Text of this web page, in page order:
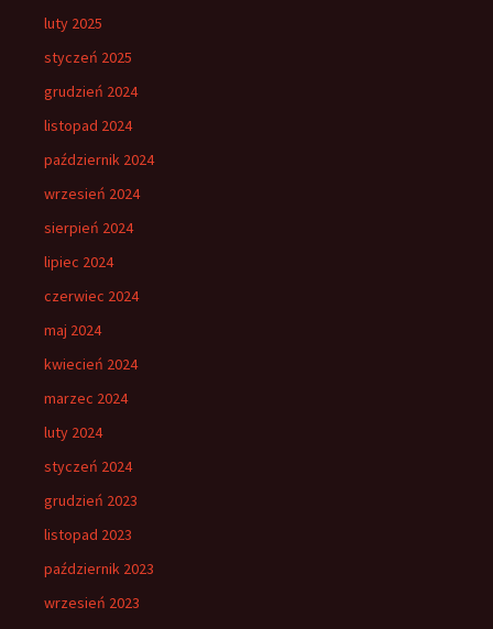
luty 2025
styczeń 2025
grudzień 2024
listopad 2024
październik 2024
wrzesień 2024
sierpień 2024
lipiec 2024
czerwiec 2024
maj 2024
kwiecień 2024
marzec 2024
luty 2024
styczeń 2024
grudzień 2023
listopad 2023
październik 2023
wrzesień 2023